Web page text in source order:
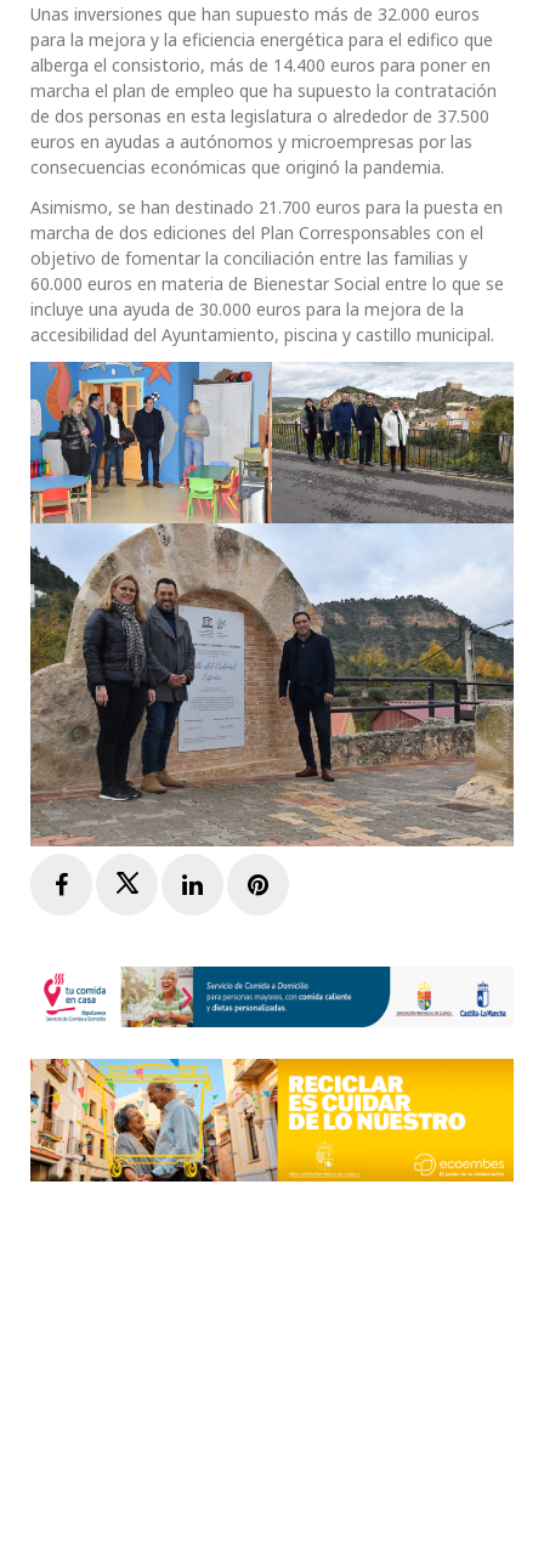
Unas inversiones que han supuesto más de 32.000 euros
para la mejora y la eficiencia energética para el edifico que
alberga el consistorio, más de 14.400 euros para poner en
marcha el plan de empleo que ha supuesto la contratación
de dos personas en esta legislatura o alrededor de 37.500
euros en ayudas a autónomos y microempresas por las
consecuencias económicas que originó la pandemia.
Asimismo, se han destinado 21.700 euros para la puesta en
marcha de dos ediciones del Plan Corresponsables con el
objetivo de fomentar la conciliación entre las familias y
60.000 euros en materia de Bienestar Social entre lo que se
incluye una ayuda de 30.000 euros para la mejora de la
accesibilidad del Ayuntamiento, piscina y castillo municipal.
FacebookTwitterLinkedInPinterest